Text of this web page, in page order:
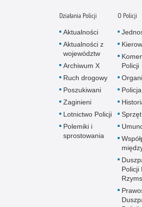
Działania Policji
Aktualności
Aktualności z
województw
Archiwum X
Ruch drogowy
Poszukiwani
Zaginieni
Lotnictwo Policji
Polemiki i
sprostowania
O Policji
Policji
Sprzęt
Policji